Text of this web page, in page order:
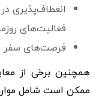
انعطاف‌پذیری
فعالیت‌های
فرصت‌های سفر
همچنین برخی از
ممکن است شامل